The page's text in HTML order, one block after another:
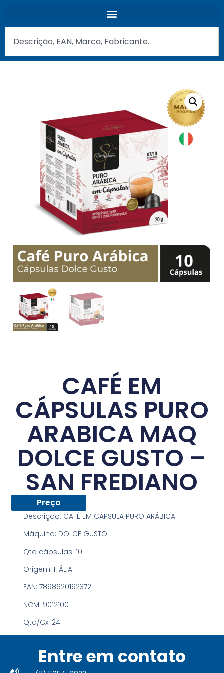
CAFÉ EM
CÁPSULAS PURO
ARABICA MAQ
DOLCE GUSTO –
SAN FREDIANO
Preço
Descrição: CAFÉ EM CÁPSULA PURO ARÁBICA
Máquina: DOLCE GUSTO
Qtd cápsulas: 10
Origem: ITÁLIA
EAN: 7898620192372
NCM: 9012100
Qtd/Cx: 24
Entre em contato